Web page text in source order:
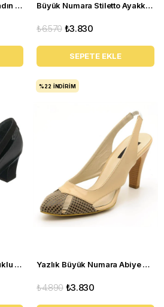
Stiletto Büyük Numara Kadın Topuklu Ayakkabı 1071 Sb Büyük Numara Stiletto Ayakkabı KDR1717 Bronz
₺3.830
₺6.570
SEPETE EKLE
Büyük Numara Kısa Topuklu Kadın Stiletto KDR1308 Siyah Yazlık Büyük Numara Abiye Stiletto Ayakkabı 2030 Bej
₺3.830
₺4.890
%22 İNDIRIM